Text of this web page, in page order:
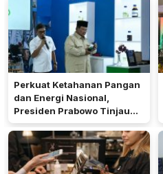
Perkuat Ketahanan Pangan
dan Energi Nasional,
Presiden Prabowo Tinjau
Hilirisasi Bioetanol PTPN I
(Persero), Subholding
Perkebunan Nusantara